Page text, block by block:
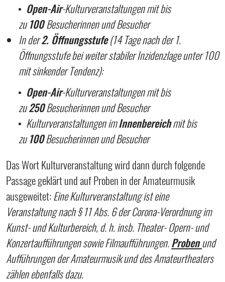
Open-Air-Kulturveranstaltungen mit bis
zu100Besucherinnen und Besucher
In der2. Öffnungsstufe(14 Tage nach der 1.
Öffnungsstufe bei weiter stabiler Inzidenzlage unter 100
mit sinkender Tendenz):
Open-Air-Kulturveranstaltungen mit bis
zu250Besucherinnen und Besucher
Kulturveranstaltungen imInnenbereichmit bis
zu100Besucherinnen und Besucher
Das Wort Kulturveranstaltung wird dann durch folgende
Passage geklärt und auf Proben in der Amateurmusik
ausgeweitet:Eine Kulturveranstaltung ist eine
Veranstaltung nach § 11 Abs. 6 der Corona-Verordnung im
Kunst- und Kulturbereich, d. h. insb. Theater- Opern- und
Konzertaufführungen sowie Filmaufführungen.Probenund
Aufführungen der Amateurmusik und des Amateurtheaters
zählen ebenfalls dazu.